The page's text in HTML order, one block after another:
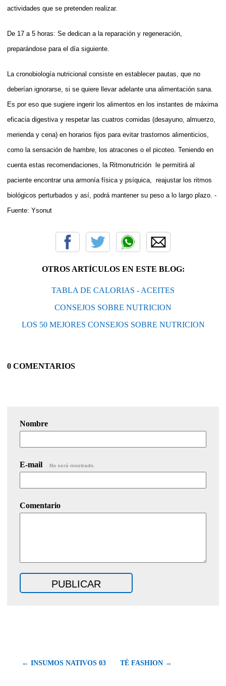
actividades que se pretenden realizar.
De 17 a 5 horas: Se dedican a la reparación y regeneración,
preparándose para el día siguiente.
La cronobiología nutricional consiste en establecer pautas, que no
deberían ignorarse, si se quiere llevar adelante una alimentación sana.
Es por eso que sugiere ingerir los alimentos en los instantes de máxima
eficacia digestiva y respetar las cuatros comidas (desayuno, almuerzo,
merienda y cena) en horarios fijos para evitar trastornos alimenticios,
como la sensación de hambre, los atracones o el picoteo. Teniendo en
cuenta estas recomendaciones, la Ritmonutrición le permitirá al
paciente encontrar una armonía física y psíquica, reajustar los ritmos
biológicos perturbados y así, podrá mantener su peso a lo largo plazo. -
Fuente: Ysonut
OTROS ARTÍCULOS EN ESTE BLOG:
TABLA DE CALORIAS - ACEITES
CONSEJOS SOBRE NUTRICION
LOS 50 MEJORES CONSEJOS SOBRE NUTRICION
0 COMENTARIOS
Nombre
E-mail No será mostrado.
Comentario
← INSUMOS NATIVOS 03 TÉ FASHION →